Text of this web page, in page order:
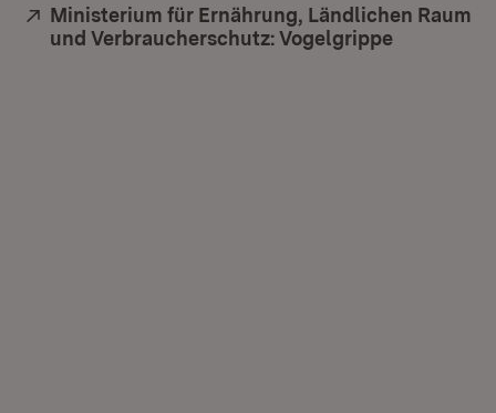
Extern:
Ministerium für Ernährung, Ländlichen Raum
und Verbraucherschutz: Vogelgrippe